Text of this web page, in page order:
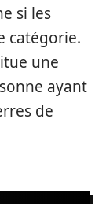
si les
catégorie.
une
ayant
de